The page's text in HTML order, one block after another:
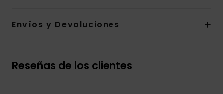
Envíos y Devoluciones
Reseñas de los clientes